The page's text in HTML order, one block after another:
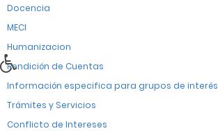
Docencia
MECI
Humanizacion
Rendición de Cuentas
Información especifica para grupos de interés
Trámites y Servicios
Conflicto de Intereses